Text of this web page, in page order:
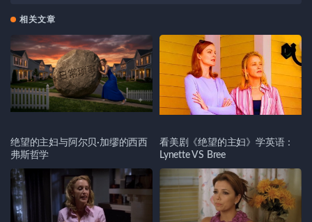
相关文章
绝望的主妇与阿尔贝·加缪的西西
弗斯哲学
看美剧《绝望的主妇》学英语：
Lynette VS Bree